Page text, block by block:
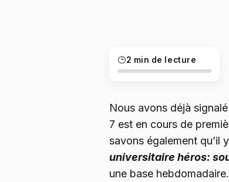
2 min de lecture
Nous avons déjà
7 est en cours de
savons également qu’il
universitaire héros:
une base